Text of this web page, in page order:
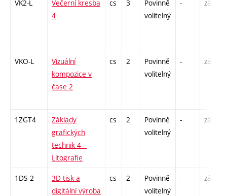
VK2-L
Večerní kresba
4
cs 3
Povinně
volitelný
- zá,zk
VKO-L
Vizuální
kompozice v
čase 2
cs 2
Povinně
volitelný
- zá
1ZGT4
Základy
grafických
technik 4 –
Litografie
cs 2
Povinně
volitelný
- zá
1DS-2
3D tisk a
digitální výroba
cs 2
Povinně
volitelný
- zá